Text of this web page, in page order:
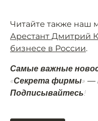
Читайте также наш
Арестант Дмитрий
бизнесе в России.
Самые важные
«Секрета фирмы» —
Подписывайтесь!